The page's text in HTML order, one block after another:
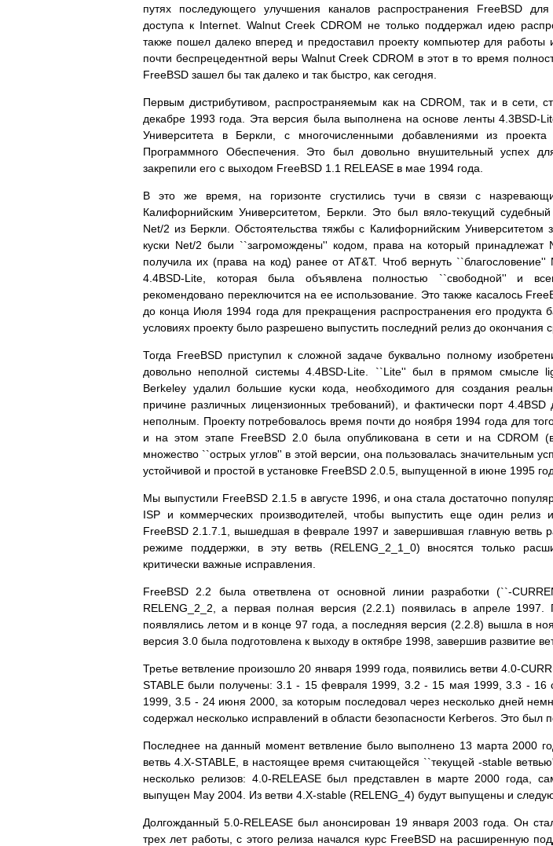
путях последующего улучшения каналов распространения FreeBSD
доступа к Internet. Walnut Creek CDROM не только поддержал идею
также пошел далеко вперед и предоставил проекту компьютер для
почти беспрецедентной веры Walnut Creek CDROM в этот в то время
FreeBSD зашел бы так далеко и так быстро, как сегодня.
Первым дистрибутивом, распространяемым как на CDROM, так и в сети,
декабре 1993 года. Эта версия была выполнена на основе ленты 4.3BSD-
Университета в Беркли, с многочисленными добавлениями из
Программного Обеспечения. Это был довольно внушительный успех
закрепили его с выходом FreeBSD 1.1 RELEASE в мае 1994 года.
В это же время, на горизонте сгустились тучи в связи с
Калифорнийским Университетом, Беркли. Это был вяло-текущий
Net/2 из Беркли. Обстоятельства тяжбы с Калифорнийским Университетом
куски Net/2 были ``загромождены'' кодом, права на который принадлежат
получила их (права на код) ранее от AT&T. Чтоб вернуть
4.4BSD-Lite, которая была объявлена полностью ``свободной'' и
рекомендовано переключится на ее использование. Это также касалось
до конца Июля 1994 года для прекращения распространения его продукта
условиях проекту было разрешено выпустить последний релиз до окончания
Тогда FreeBSD приступил к сложной задаче буквально полному
довольно неполной системы 4.4BSD-Lite. ``Lite'' был в прямом смысле
Berkeley удалил большие куски кода, необходимого для создания
причине различных лицензионных требований), и фактически порт
неполным. Проекту потребовалось время почти до ноября 1994 года для
и на этом этапе FreeBSD 2.0 была опубликована в сети и на CDROM
множество ``острых углов'' в этой версии, она пользовалась значительным
устойчивой и простой в установке FreeBSD 2.0.5, выпущенной в июне 1995
Мы выпустили FreeBSD 2.1.5 в августе 1996, и она стала достаточно
ISP и коммерческих производителей, чтобы выпустить еще один релиз
FreeBSD 2.1.7.1, вышедшая в феврале 1997 и завершившая главную ветвь
режиме поддержки, в эту ветвь (RELENG_2_1_0) вносятся только
критически важные исправления.
FreeBSD 2.2 была ответвлена от основной линии разработки (``-
RELENG_2_2, а первая полная версия (2.2.1) появилась в апреле
появлялись летом и в конце 97 года, а последняя версия (2.2.8) вышла в
версия 3.0 была подготовлена к выходу в октябре 1998, завершив развитие
Третье ветвление произошло 20 января 1999 года, появились ветви 4.0-
STABLE были получены: 3.1 - 15 февраля 1999, 3.2 - 15 мая 1999, 3.3 - 16
1999, 3.5 - 24 июня 2000, за которым последовал через несколько дней
содержал несколько исправлений в области безопасности Kerberos. Это был
Последнее на данный момент ветвление было выполнено 13 марта 2000
ветвь 4.X-STABLE, в настоящее время считающейся ``текущей -stable
несколько релизов: 4.0-RELEASE был представлен в марте 2000 года,
выпущен May 2004. Из ветви 4.X-stable (RELENG_4) будут выпущены и
Долгожданный 5.0-RELEASE был анонсирован 19 января 2003 года. Он
трех лет работы, с этого релиза начался курс FreeBSD на расширенную